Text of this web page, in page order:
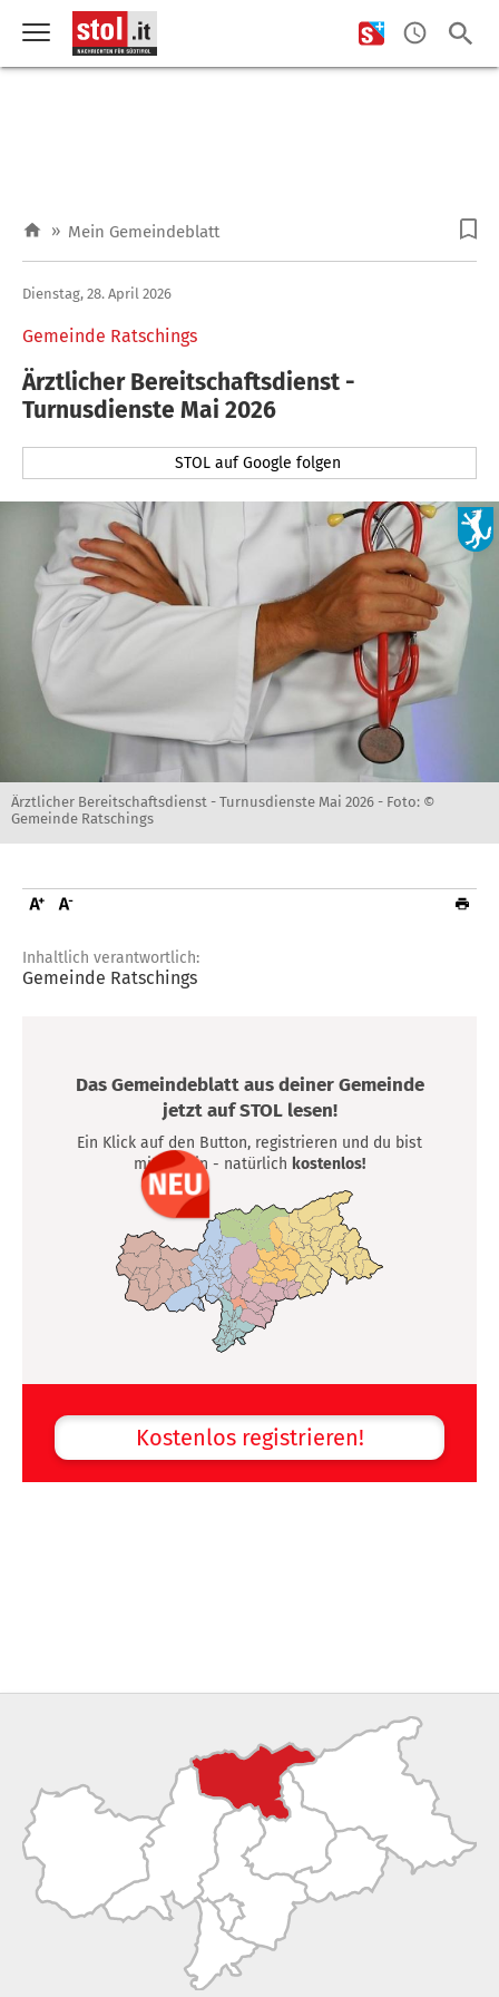
» Mein Gemeindeblatt
Gemeinde Ratschings
Dienstag, 28. April 2026
Ärztlicher Bereitschaftsdienst -
Turnusdienste Mai 2026
STOL auf Google folgen
Ärztlicher Bereitschaftsdienst - Turnusdienste Mai 2026 - Foto: ©
Gemeinde Ratschings
Inhaltlich verantwortlich:
Gemeinde Ratschings
Das Gemeindeblatt aus deiner Gemeinde
jetzt auf STOL lesen!
Ein Klick auf den Button, registrieren und du bist
mittendrin - natürlich kostenlos!
Kostenlos registrieren!